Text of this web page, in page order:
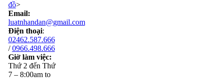
đồ>
Email:
luatnhandan@gmail.com
Điện thoại:
02462.587.666
/0966.498.666
Giờ làm việc:
Thứ 2 đến Thứ
7 – 8:00am to